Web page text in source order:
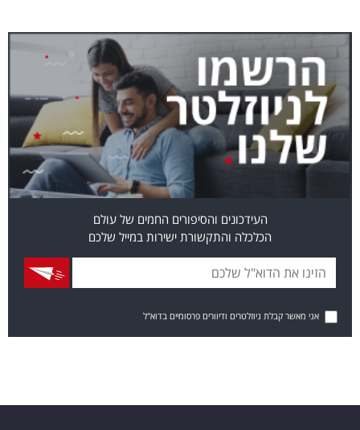
העידכונים והסיפורים החמים של עולם
הכלכלה והתקשורת ישירות במייל שלכם
אני מאשר קבלת ניוזלטרים ודיוורים פרסומיים בדוא"ל